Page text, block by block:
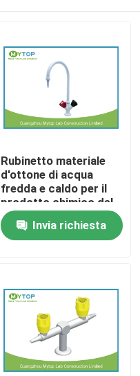
Rubinetto materiale
d'ottone di acqua
fredda e caldo per il
prodotto chimico del
rifornimento idrico del
laboratorio resistente
Invia richiesta